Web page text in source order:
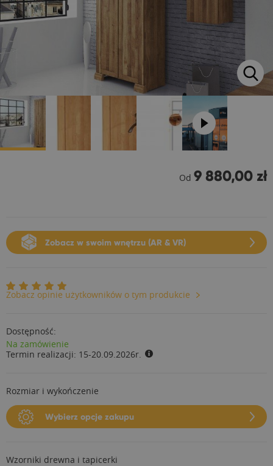
Od 9 880,00 zł
Zobacz w swoim wnętrzu (AR & VR)
Zobacz opinie użytkowników o tym produkcie
Dostępność:
Na zamówienie
Termin realizacji: 15-20.09.2026r.
Rozmiar i wykończenie
Wybierz opcje zakupu
Wzorniki drewna i tapicerki